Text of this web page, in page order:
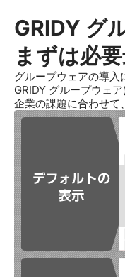
GRIDY グ
まずは必
グループウェアの導入
GRIDY グループウェ
企業の課題に合わせて